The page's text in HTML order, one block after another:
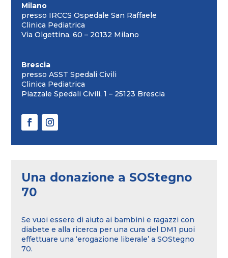
Milano
presso IRCCS Ospedale San Raffaele
Clinica Pediatrica
Via Olgettina, 60 – 20132 Milano
Brescia
presso ASST Spedali Civili
Clinica Pediatrica
Piazzale Spedali Civili, 1 – 25123 Brescia
Una donazione a SOStegno
70
Se vuoi essere di aiuto ai bambini e ragazzi con
diabete e alla ricerca per una cura del DM1 puoi
effettuare una ‘erogazione liberale’ a SOStegno
70.